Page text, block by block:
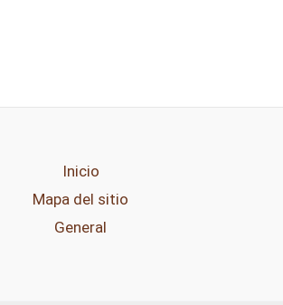
Inicio
Mapa del sitio
General